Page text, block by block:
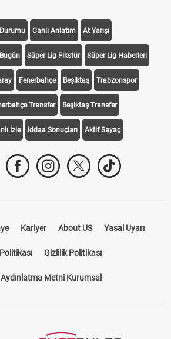
Canlı Anlatım At Yarışı
Süper Lig Fikstür Süper Lig Haberleri
Fenerbahçe Beşiktaş Trabzonspor
Transfer Beşiktaş Transfer
İzle iddaa Sonuçları Aktif Sayaç
Kariyer About US Yasal Uyarı
Gizlilik Politikası
Metni Kurumsal